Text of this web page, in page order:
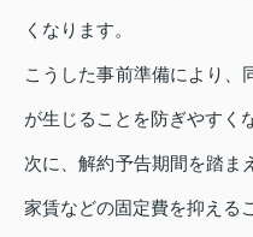
くなります。
こうした事前準備により、
が生じることを防ぎやすく
次に、解約予告期間を踏ま
家賃などの固定費を抑える